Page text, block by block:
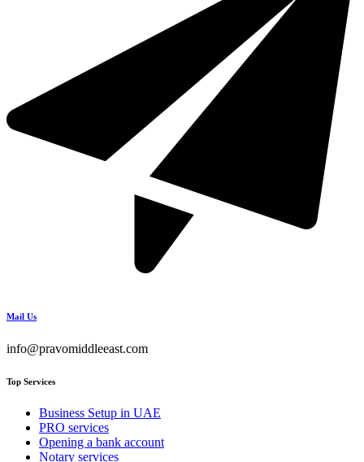
Mail Us
info@pravomiddleeast.com
Top Services
Business Setup in UAE
PRO services
Opening a bank account
Notary services